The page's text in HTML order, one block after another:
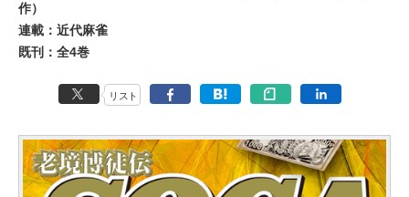
作）
連載：近代麻雀
既刊：全4巻
リスト